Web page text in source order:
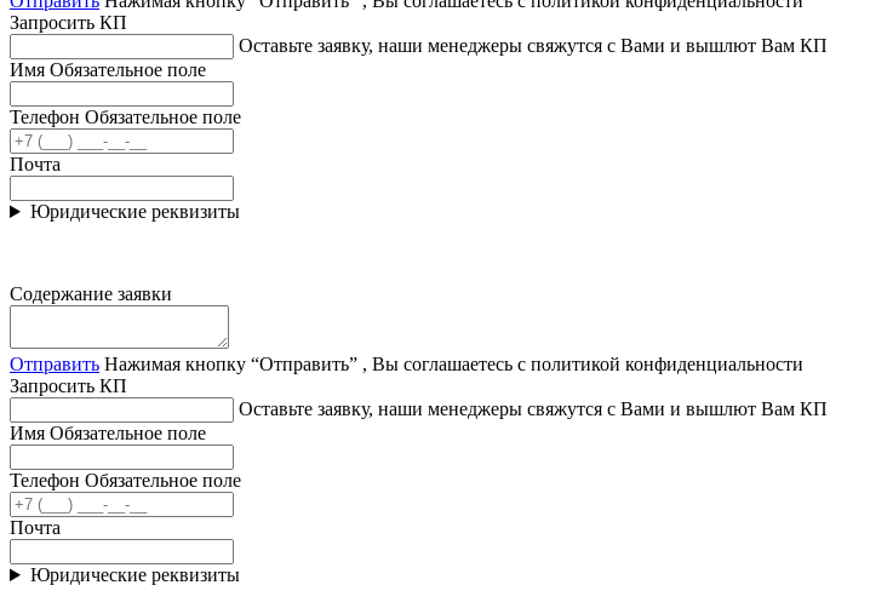
Запросить КП
Оставьте заявку, наши менеджеры свяжутся с Вами и вышлют Вам КП
Имя Обязательное поле
Телефон Обязательное поле
Почта
Юридические реквизиты
Содержание заявки
Отправить Нажимая кнопку “Отправить” , Вы соглашаетесь с политикой конфиденциальности
Запросить КП
Оставьте заявку, наши менеджеры свяжутся с Вами и вышлют Вам КП
Имя Обязательное поле
Телефон Обязательное поле
Почта
Юридические реквизиты